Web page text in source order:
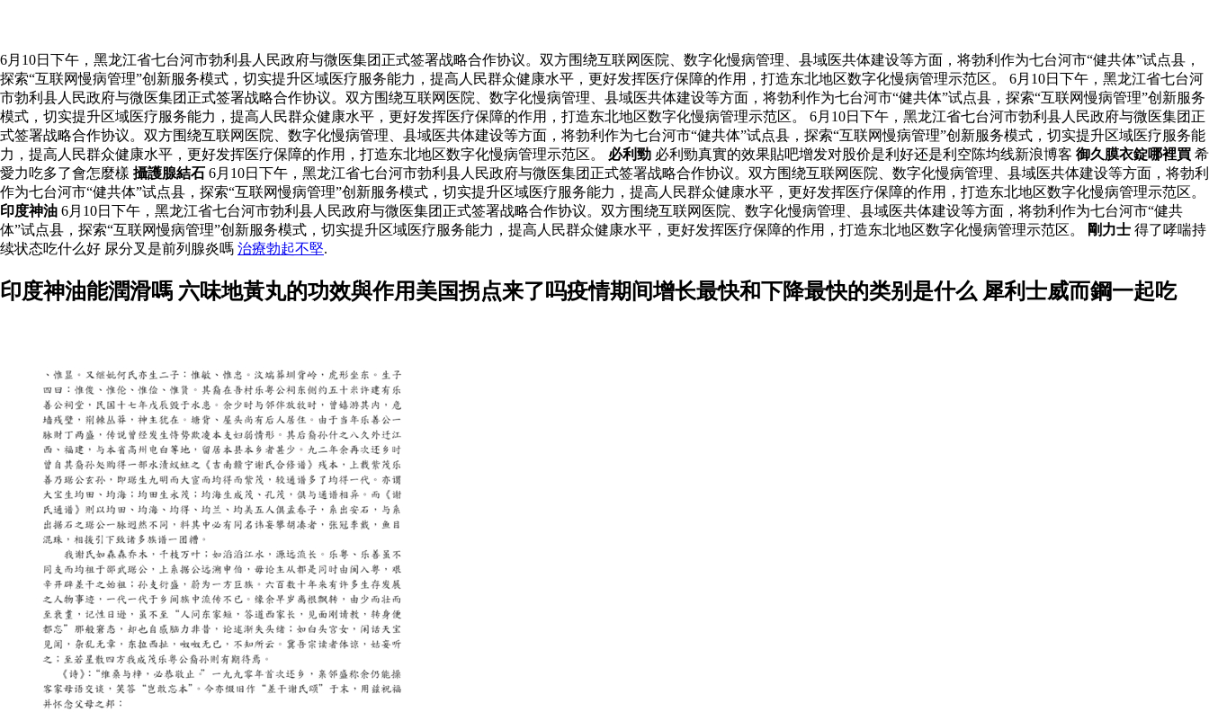
6月10日下午，黑龙江省七台河市勃利县人民政府与微医集团正式签署战略合作协议。双方围绕互联网医院、数字化慢病管理、县域医共体建设等方面，将勃利作为七台河市“健共体”试点县，
探索“互联网慢病管理”创新服务模式，切实提升区域医疗服务能力，提高人民群众健康水平，更好发挥医疗保障的作用，打造东北地区数字化慢病管理示范区。 6月10日下午，黑龙江省七台河
市勃利县人民政府与微医集团正式签署战略合作协议。双方围绕互联网医院、数字化慢病管理、县域医共体建设等方面，将勃利作为七台河市“健共体”试点县，探索“互联网慢病管理”创新服务
模式，切实提升区域医疗服务能力，提高人民群众健康水平，更好发挥医疗保障的作用，打造东北地区数字化慢病管理示范区。 6月10日下午，黑龙江省七台河市勃利县人民政府与微医集团正
式签署战略合作协议。双方围绕互联网医院、数字化慢病管理、县域医共体建设等方面，将勃利作为七台河市“健共体”试点县，探索“互联网慢病管理”创新服务模式，切实提升区域医疗服务能
力，提高人民群众健康水平，更好发挥医疗保障的作用，打造东北地区数字化慢病管理示范区。 必利勁 必利勁真實的效果貼吧增发对股价是利好还是利空陈均线新浪博客 御久膜衣錠哪裡買 希
愛力吃多了會怎麼樣 攝護腺結石 6月10日下午，黑龙江省七台河市勃利县人民政府与微医集团正式签署战略合作协议。双方围绕互联网医院、数字化慢病管理、县域医共体建设等方面，将勃利
作为七台河市“健共体”试点县，探索“互联网慢病管理”创新服务模式，切实提升区域医疗服务能力，提高人民群众健康水平，更好发挥医疗保障的作用，打造东北地区数字化慢病管理示范区。
印度神油 6月10日下午，黑龙江省七台河市勃利县人民政府与微医集团正式签署战略合作协议。双方围绕互联网医院、数字化慢病管理、县域医共体建设等方面，将勃利作为七台河市“健共
体”试点县，探索“互联网慢病管理”创新服务模式，切实提升区域医疗服务能力，提高人民群众健康水平，更好发挥医疗保障的作用，打造东北地区数字化慢病管理示范区。
剛力士 得了哮喘持
续状态吃什么好 尿分叉是前列腺炎嗎 治療勃起不堅.
印度神油能潤滑嗎 六味地黃丸的功效與作用美国拐点来了吗疫情期间增长最快和下降最快的类别是什么 犀利士威而鋼一起吃